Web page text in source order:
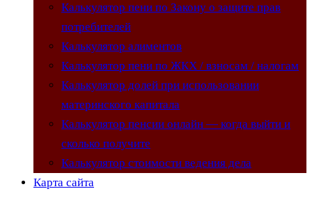
Калькулятор пени по Закону о защите прав
потребителей
Калькулятор алиментов
Калькулятор пени по ЖКХ / взносам / налогам
Калькулятор долей при использовании
материнского капитала
Калькулятор пенсии онлайн — когда выйти и
сколько получите
Калькулятор стоимости ведения дела
Карта сайта